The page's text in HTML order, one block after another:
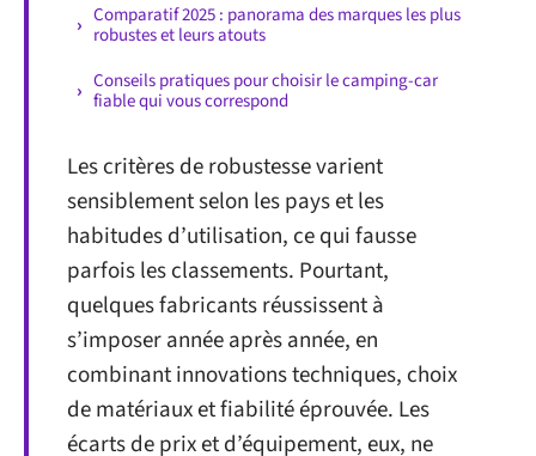
Comparatif 2025 : panorama des marques les plus
robustes et leurs atouts
Conseils pratiques pour choisir le camping-car
fiable qui vous correspond
Les critères de robustesse varient
sensiblement selon les pays et les
habitudes d’utilisation, ce qui fausse
parfois les classements. Pourtant,
quelques fabricants réussissent à
s’imposer année après année, en
combinant innovations techniques, choix
de matériaux et fiabilité éprouvée. Les
écarts de prix et d’équipement, eux, ne